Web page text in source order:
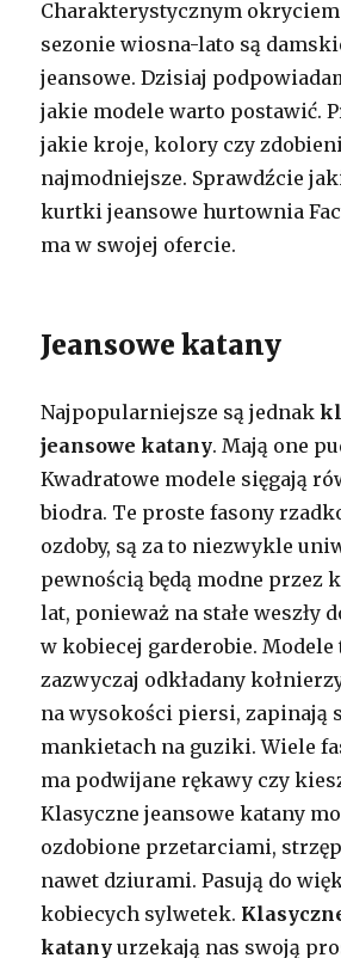
Charakterystycznym
sezonie wiosna-lato są
jeansowe. Dzisiaj
jakie modele warto postawić.
jakie kroje, kolory czy
najmodniejsze. Sprawdźcie
kurtki jeansowe hurtownia
ma w swojej ofercie.
Jeansowe katany
Najpopularniejsze są jednak
jeansowe katany. Mają one
Kwadratowe modele sięgają
biodra. Te proste fasony
ozdoby, są za to niezwykle
pewnością będą modne przez
lat, ponieważ na stałe weszły
w kobiecej garderobie. Modele
zazwyczaj odkładany
na wysokości piersi, zapinają
mankietach na guziki. Wiele
ma podwijane rękawy czy
Klasyczne jeansowe katany
ozdobione przetarciami,
nawet dziurami. Pasują do
kobiecych sylwetek.
katany urzekają nas swoją